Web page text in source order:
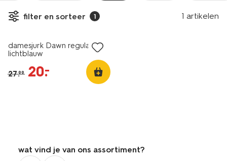
filter en sorteer 1 1 artikelen
sale
damesjurk Dawn regular fit
lichtblauw
27.99 20.
–
wat vind je van ons assortiment?